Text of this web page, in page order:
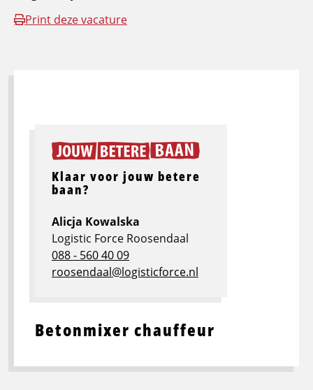
Print deze vacature
Betonmixer chauffeur
Klaar voor jouw betere
baan?
Alicja Kowalska
Logistic Force Roosendaal
088 - 560 40 09
roosendaal@logisticforce.nl